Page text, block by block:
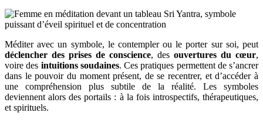
Méditer avec un symbole, le contempler ou le porter sur soi, peut
déclencher des prises de conscience, des ouvertures du cœur,
voire des intuitions soudaines. Ces pratiques permettent de s’ancrer
dans le pouvoir du moment présent, de se recentrer, et d’accéder à
une compréhension plus subtile de la réalité. Les symboles
deviennent alors des portails : à la fois introspectifs, thérapeutiques,
et spirituels.